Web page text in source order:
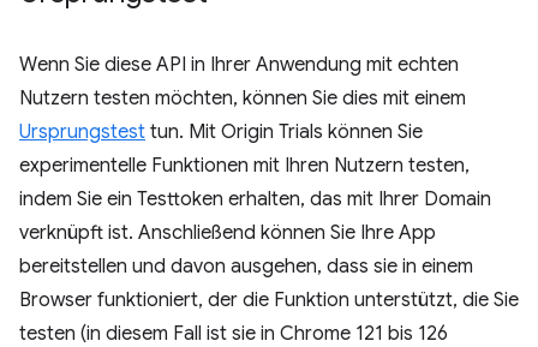
Wenn Sie diese API in Ihrer Anwendung mit echten
Nutzern testen möchten, können Sie dies mit einem
Ursprungstest tun. Mit Origin Trials können Sie
experimentelle Funktionen mit Ihren Nutzern testen,
indem Sie ein Testtoken erhalten, das mit Ihrer Domain
verknüpft ist. Anschließend können Sie Ihre App
bereitstellen und davon ausgehen, dass sie in einem
Browser funktioniert, der die Funktion unterstützt, die Sie
testen (in diesem Fall ist sie in Chrome 121 bis 126